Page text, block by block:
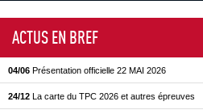
ACTUS EN BREF
04/06 Présentation officielle 22 MAI 2026
24/12 La carte du TPC 2026 et autres épreuves